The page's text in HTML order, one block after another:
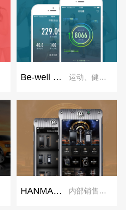
Be-well 运动 运动、健身、俱乐部
HANMAC海恩迈内部销售管理系统 内部销售系统